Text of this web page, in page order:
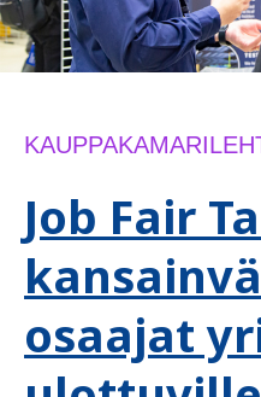
Job Fair
osaajat